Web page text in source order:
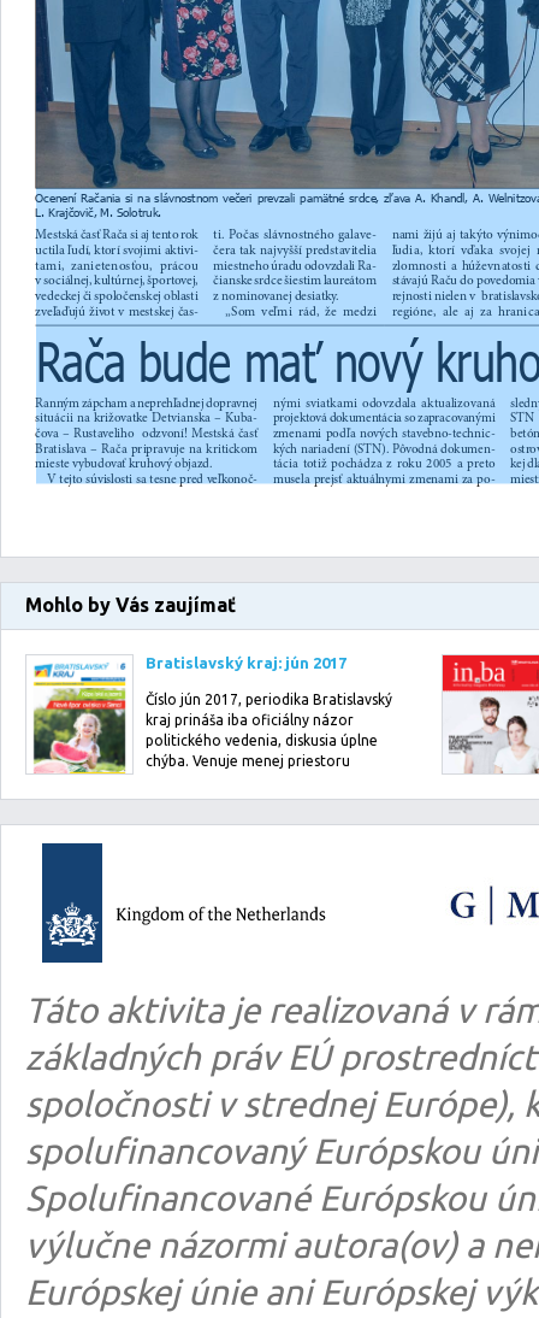
Mohlo by Vás zaujímať
Bratislavský kraj: jún 2017
Číslo jún 2017, periodika Bratislavský
kraj prináša iba oficiálny názor
politického vedenia, diskusia úplne
chýba. Venuje menej priestoru
Táto aktivita je realizovaná v
základných práv EÚ
spoločnosti v strednej Európe),
spolufinancovaný Európskou
Spolufinancované Európskou
výlučne názormi autora(ov) a
Európskej únie ani Európskej